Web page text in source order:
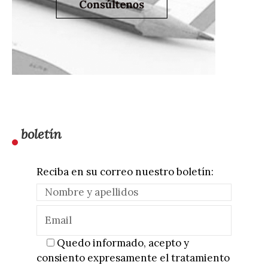
boletín
Reciba en su correo nuestro boletín:
Quedo informado, acepto y
consiento expresamente el tratamiento